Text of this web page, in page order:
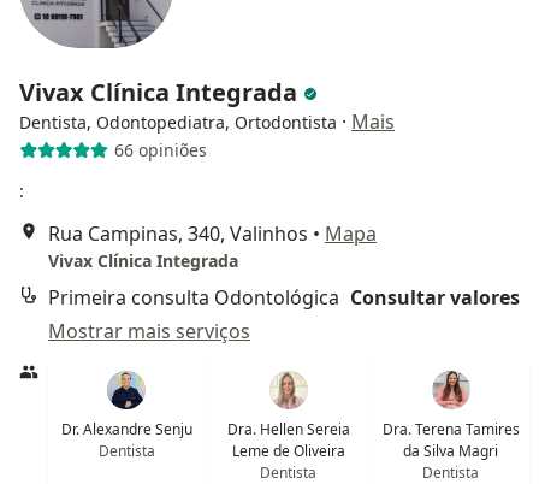
Vivax Clínica Integrada
Dentista, Odontopediatra, Ortodontista · Mais
66 opiniões
:
Rua Campinas, 340, Valinhos • Mapa
Vivax Clínica Integrada
Primeira consulta Odontológica Consultar valores
Mostrar mais serviços
Dr. Alexandre Senju
Dentista
Dra. Hellen Sereia
Leme de Oliveira
Dentista
Dra. Terena Tamires
da Silva Magri
Dentista